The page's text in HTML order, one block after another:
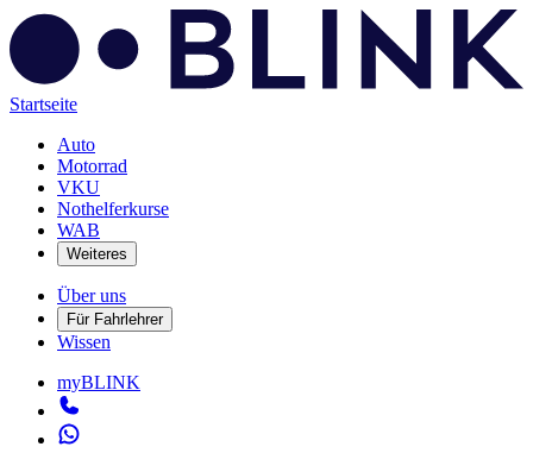
Startseite
Auto
Motorrad
VKU
Nothelferkurse
WAB
Weiteres
Über uns
Für Fahrlehrer
Wissen
myBLINK